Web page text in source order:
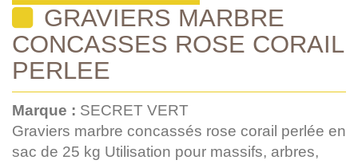
GRAVIERS MARBRE
CONCASSES ROSE CORAIL
PERLEE
Marque : SECRET VERT
Graviers marbre concassés rose corail perlée en
sac de 25 kg Utilisation pour massifs, arbres,